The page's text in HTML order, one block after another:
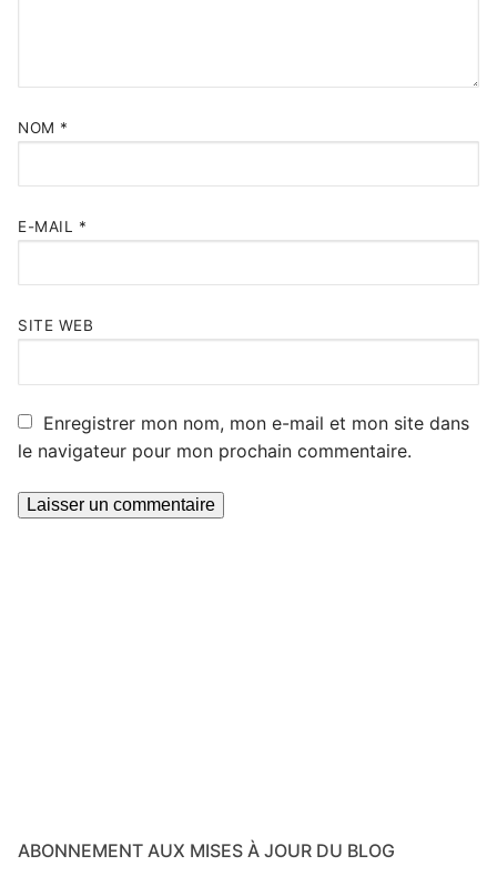
NOM *
E-MAIL *
SITE WEB
Enregistrer mon nom, mon e-mail et mon site dans
le navigateur pour mon prochain commentaire.
ABONNEMENT AUX MISES À JOUR DU BLOG